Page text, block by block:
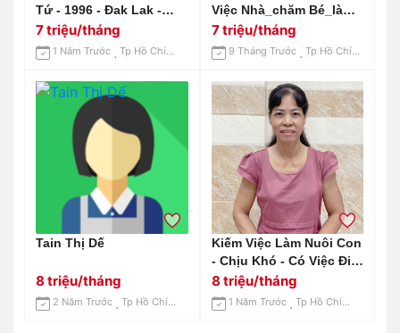
Tứ - 1996 - Đak Lak -
Chuyên Giúp Việc Nhà -
Chăm Bé
7 triệu/tháng
1 Năm Trước Tp Hồ Chí Minh
Việc Nhà_chăm Bé_làm
Lâu Dài Lh 0963255570
7 triệu/tháng
9 Tháng Trước Tp Hồ Chí Minh
Tain Thị Dế
8 triệu/tháng
2 Năm Trước Tp Hồ Chí Minh
Kiếm Việc Làm Nuôi Con
- Chịu Khó - Có Việc Đi
Làm Ngay
8 triệu/tháng
1 Năm Trước Tp Hồ Chí Minh